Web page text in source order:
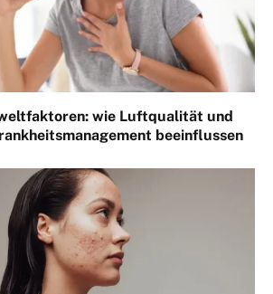
wie Luftqualität und
beeinflussen